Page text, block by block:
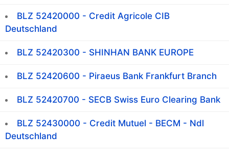
BLZ 52420000 - Credit Agricole CIB
Deutschland
BLZ 52420300 - SHINHAN BANK EUROPE
BLZ 52420600 - Piraeus Bank Frankfurt Branch
BLZ 52420700 - SECB Swiss Euro Clearing Bank
BLZ 52430000 - Credit Mutuel - BECM - Ndl
Deutschland